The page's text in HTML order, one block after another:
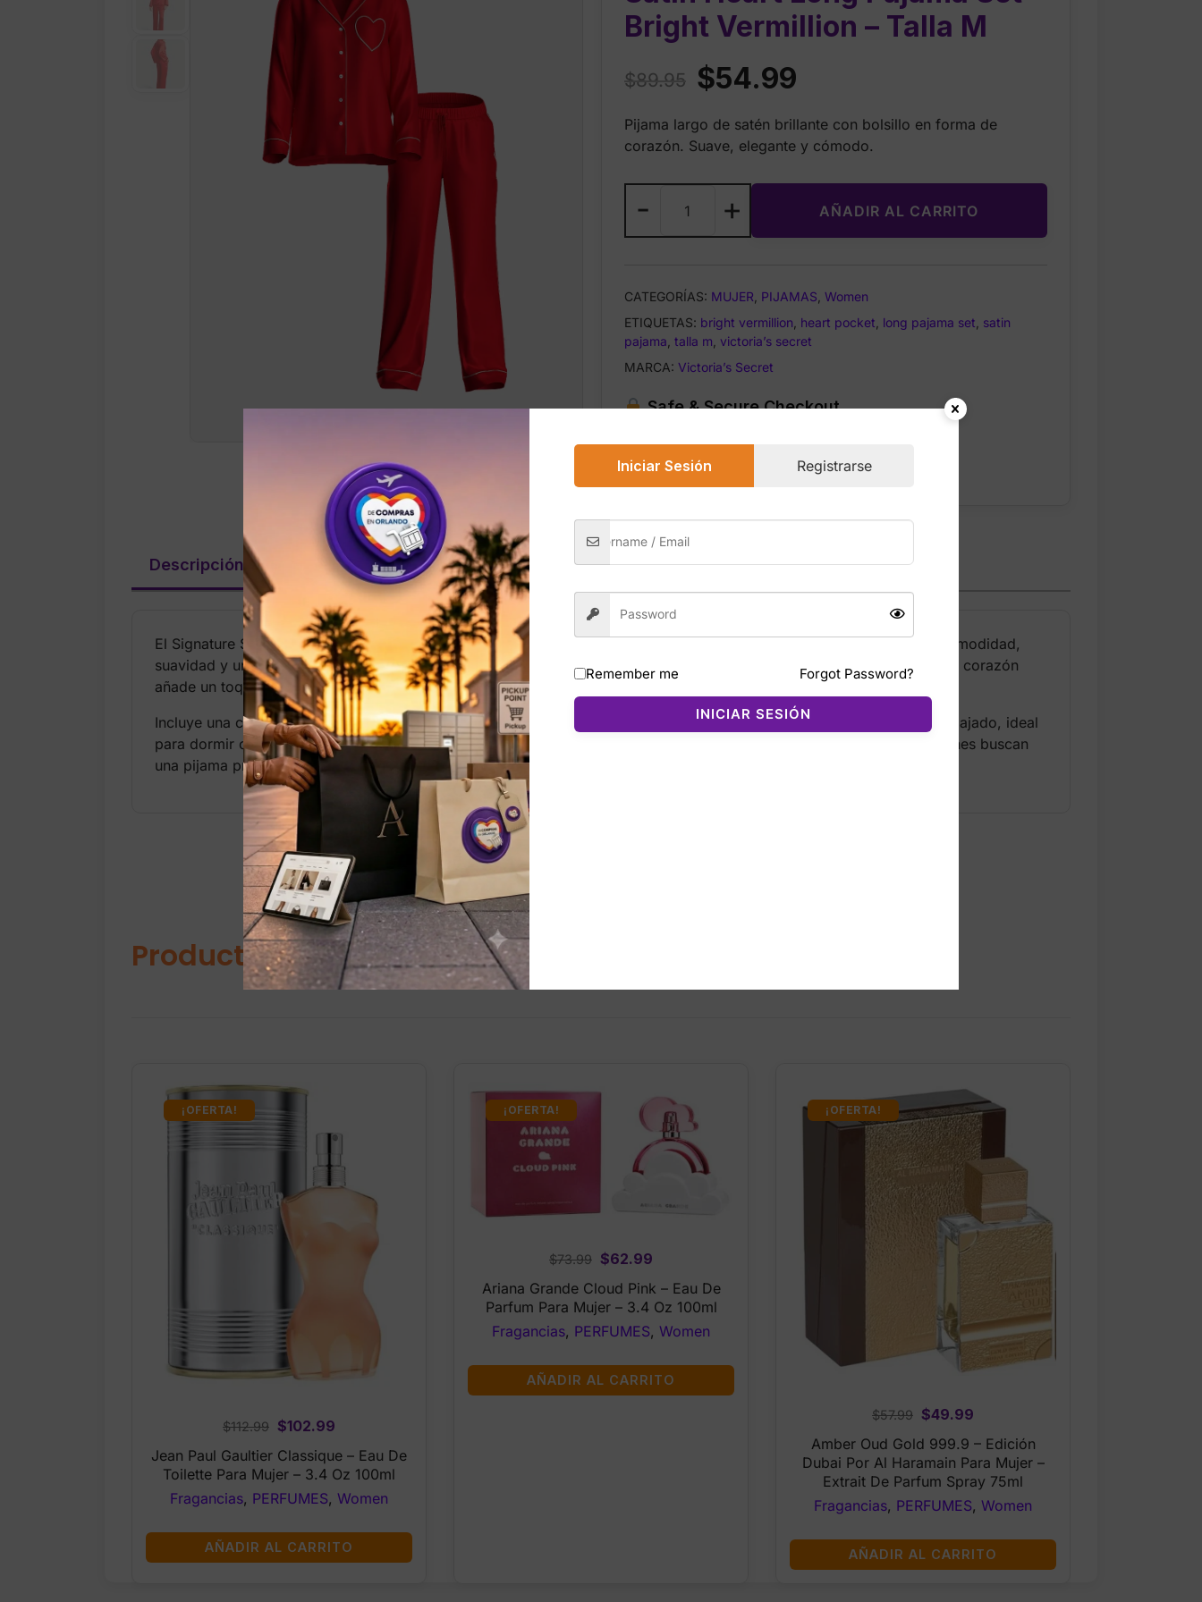
Bright Vermillion – Talla M
$89.95 Original
was:
$54.99
is:
Pijama largo de satén brillante con bolsillo en forma de
corazón. Suave, elegante y cómodo.
-
Secret
Signature
Long
Pajama
Set
–
Vermillion
M
+ AÑADIR AL CARRITO
CATEGORÍAS: MUJER PIJAMAS Women
ETIQUETAS: bright vermillion heart pocket long pajama set satin
pajama talla m victoria’s secret
MARCA: Victoria’s Secret
Safe & Secure Checkout
Descripción Valoraciones (0)
El Signature Satin Heart Long Pajama Set de Victoria’s Secret es un conjunto de pijama largo diseñado para ofrecer comodidad,
suavidad y un estilo elegante. Su acabado satinado brillante aporta un look lujoso, mientras que el bolsillo en forma de corazón
añade un toque romántico y distintivo.
Incluye una camisa de manga larga con botones frontales y un pantalón largo con cintura elástica ajustable. El fit es relajado, ideal
para dormir o descansar con total comodidad. El satén es suave al tacto, ligero y con caída fluida, perfecto para quienes buscan
una pijama premium.
Productos relacionados
¡OFERTA!
$112.99 Original
price
was:
$112.99.
$102.99
price
is:
$102.99.
Jean Paul Gaultier Classique – Eau De
Toilette Para Mujer – 3.4 Oz 100ml
Fragancias, PERFUMES, Women
AÑADIR AL CARRITO
¡OFERTA!
$73.99 Original
price
was:
$73.99.
$62.99
price
is:
$62.99.
Ariana Grande Cloud Pink – Eau De
Parfum Para Mujer – 3.4 Oz 100ml
Fragancias, PERFUMES, Women
AÑADIR AL CARRITO
¡OFERTA!
$57.99 Original
price
was:
$57.99.
$49.99
price
is:
$49.99.
Amber Oud Gold 999.9 – Edición
Dubai Por Al Haramain Para Mujer –
Extrait De Parfum Spray 75ml
Fragancias, PERFUMES, Women
AÑADIR AL CARRITO
Iniciar Sesión Registrarse
Remember me Forgot Password?
INICIAR SESIÓN